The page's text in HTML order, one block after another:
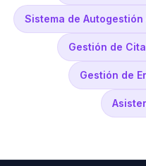
Sistema de
Gestión de
Gestión de